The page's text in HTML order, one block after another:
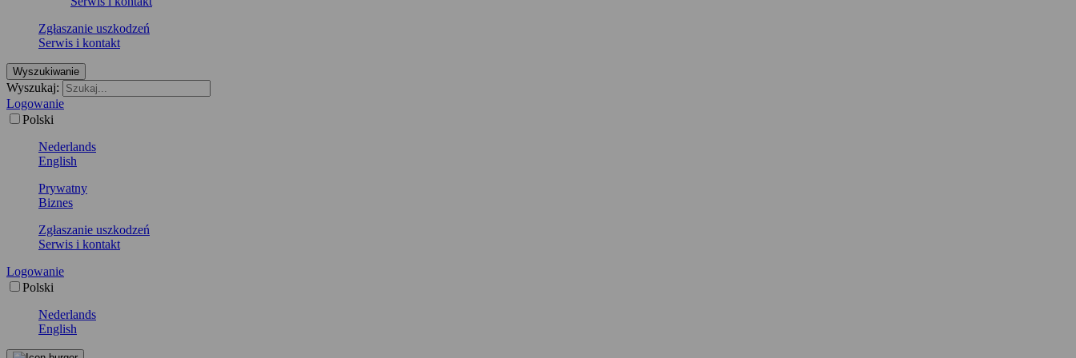
Zgłaszanie uszkodzeń
Serwis i kontakt
Wyszukiwanie
Wyszukaj:
Logowanie
Polski
Nederlands
English
Prywatny
Biznes
Zgłaszanie uszkodzeń
Serwis i kontakt
Logowanie
Polski
Nederlands
English